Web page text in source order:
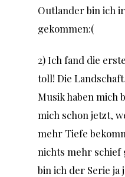
Outlander bin ich
gekommen:(
2) Ich fand die
toll! Die
Musik haben mich
mich schon jetzt,
mehr Tiefe
nichts mehr schief
bin ich der Serie ja